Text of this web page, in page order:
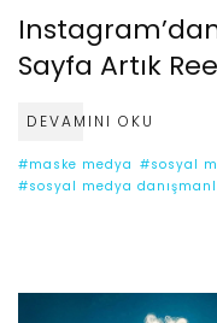
Sayfa Artık
DEVAMINI OKU
#maske medya #sosyal
#sosyal medya